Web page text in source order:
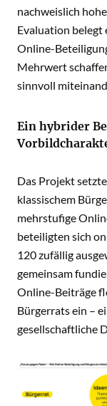
nachweislich
Evaluation belegt
Online-
Mehrwert
sinnvoll
Ein hybrider
Das Projekt
klassischem
mehrstufige
beteiligten sich
120 zufällig
gemeinsam
Online-Beiträge
Bürgerrats ein –
gesellschaftliche